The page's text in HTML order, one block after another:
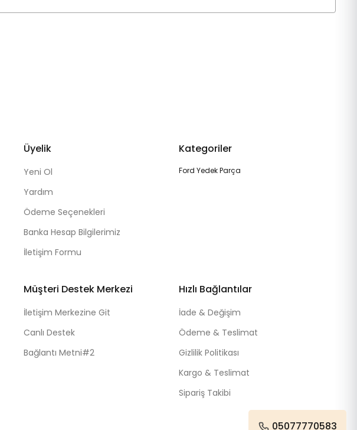
Üyelik
Yeni Ol
Yardım
Ödeme Seçenekleri
Banka Hesap Bilgilerimiz
İletişim Formu
Kategoriler
Ford Yedek Parça
Müşteri Destek Merkezi
İletişim Merkezine Git
Canlı Destek
Bağlantı Metni#2
Hızlı Bağlantılar
İade & Değişim
Ödeme & Teslimat
Gizlilik Politikası
Kargo & Teslimat
Sipariş Takibi
05077770583